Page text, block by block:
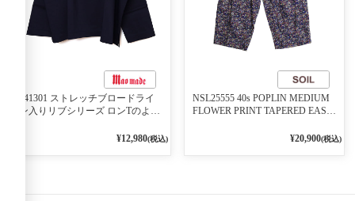
541301 ストレッチブロードライ
ン入りリブシリーズ ロンTのよう
プルオーバー 79ネイビー¥12,980(税込)
NSL25555 40s POPLIN MEDIUM
FLOWER PRINT TAPERED EASY
¥20,900(税込)